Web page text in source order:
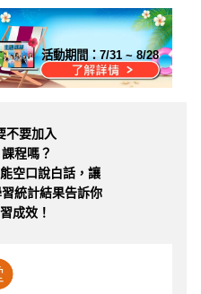
活動期間：7/31 ~ 8/28
不要加入
程嗎？
空口說白話，讓
統計結果告訴你
成效！